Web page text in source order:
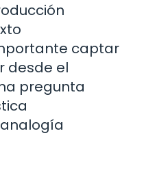
captar
desde el
pregunta